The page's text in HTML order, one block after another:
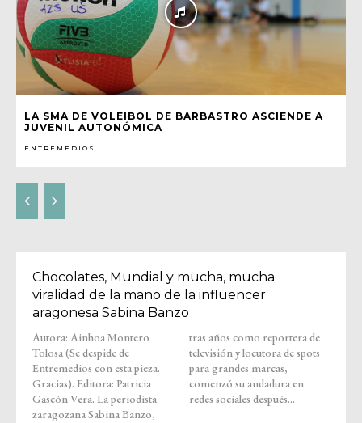
LA SMA DE VOLEIBOL DE BARBASTRO ASCIENDE A
JUVENIL AUTONÓMICA
ENTREMEDIOS
Chocolates, Mundial y mucha, mucha
viralidad de la mano de la influencer
aragonesa Sabina Banzo
Autora: Ainhoa Montero
Tolosa (Se despide de
Entremedios con esta pieza.
Gracias). Editora: Patricia
Gascón Vera. La periodista
zaragozana Sabina Banzo,
tras años como reportera de
televisión y locutora de spots
para grandes marcas,
comenzó su andadura en
redes sociales después...